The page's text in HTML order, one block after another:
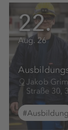
22.
Aug. 26
Jakob
Straße 30,
#Ausbildung